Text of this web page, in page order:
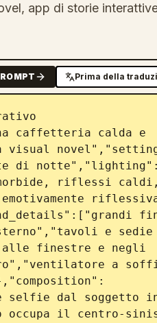
app di storie
Prima della
caffetteria calda e
visual
di
riflessi caldi,
e sedie
alle finestre e negli
a
selfie dal soggetto
occupa il centro-